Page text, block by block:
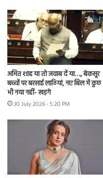
अमित शाह या तो जवाब दें या…., बेकसूर
बच्चों पर बरसाई लाठियां, नए बिल में कुछ
भी नया नहीं- खड़गे
30 July 2026 - 5:20 PM